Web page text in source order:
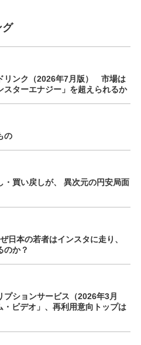
グ
リンク（2026年7月版） 市場は
ターエナジー」を超えられるか
の
買い戻しが、 異次元の円安局面
本の若者はインスタに走り、
のか？
ションサービス（2026年3月
ビデオ」、再利用意向トップは